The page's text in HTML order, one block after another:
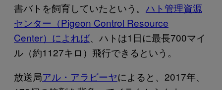
書バトを飼育していたという。 ハト管理資源
センター（Pigeon Control Resource
Center）によれば、ハトは1日に最長700マイ
ル（約1127キロ）飛行できるという。
放送局アル・アラビーヤによると、2017年、